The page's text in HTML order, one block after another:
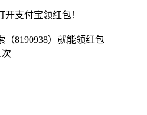
支付宝领红包！
8190938）就能领红包